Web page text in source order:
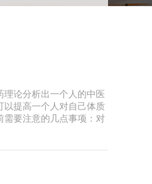
理论分析出一个人的中医
以提高一个人对自己体质
需要注意的几点事项：对